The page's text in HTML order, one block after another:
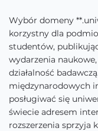
Wybór domeny
korzystny dla
studentów,
wydarzenia
działalność
międzynarodowych
posługiwać się
świecie adresem
rozszerzenia sprzyja